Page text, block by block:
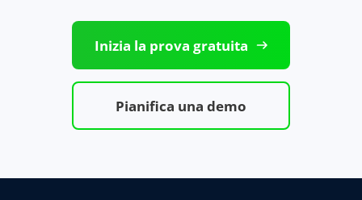
Inizia la prova gratuita
Pianifica una demo